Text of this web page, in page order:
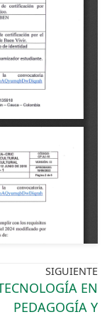
SIGUIENTE
EN
PEDAGOGÍA Y